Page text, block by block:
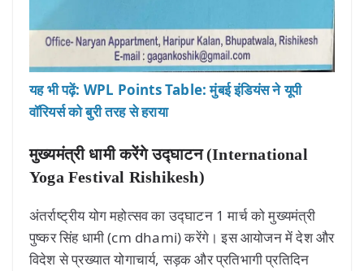
यह भी पढ़ें: WPL Points Table: मुंबई इंडियंस ने यूपी
वॉरियर्स को बुरी तरह से हराया
मुख्यमंत्री धामी करेंगे उद्घाटन (International
Yoga Festival Rishikesh)
अंतर्राष्ट्रीय योग महोत्सव का उद्घाटन 1 मार्च को मुख्यमंत्री
पुष्कर सिंह धामी (cm dhami) करेंगे। इस आयोजन में देश और
विदेश से प्रख्यात योगाचार्य, सड़क और प्रतिभागी प्रतिदिन